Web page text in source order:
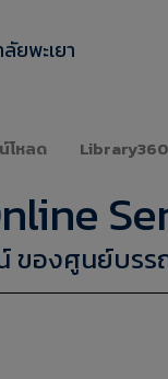
ยพะเยา
โหลด Library360
ของศูนย์บรร